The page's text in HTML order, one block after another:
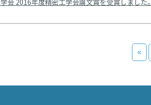
会 2016年度精密工学会論文賞を受賞しました。
«